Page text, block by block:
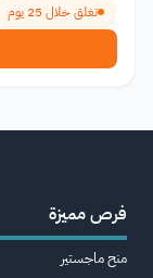
تغلق خلال 25 يوم
فرص مميزة
منح ماجستير